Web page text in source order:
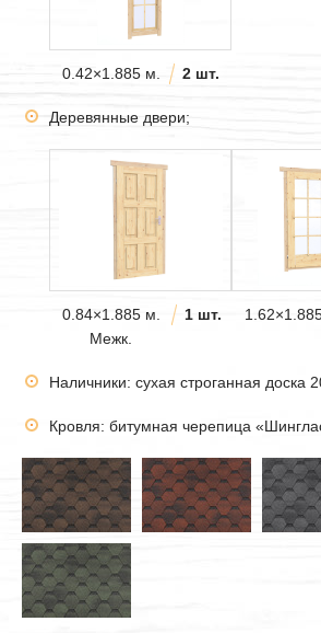
0.42×1.885 м. 2 шт.
Деревянные двери;
0.84×1.885 м.
Межк.
1 шт.
Наличники: сухая строганная доска
Кровля: битумная черепица